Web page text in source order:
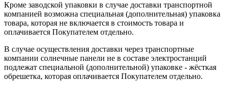
Кроме заводской упаковки в случае доставки транспортной
компанией возможна специальная (дополнительная) упаковка
товара, которая не включается в стоимость товара и
оплачивается Покупателем отдельно.
В случае осуществления доставки через транспортные
компании солнечные панели не в составе электростанций
подлежат специальной (дополнительной) упаковке - жёсткая
обрешетка, которая оплачивается Покупателем отдельно.